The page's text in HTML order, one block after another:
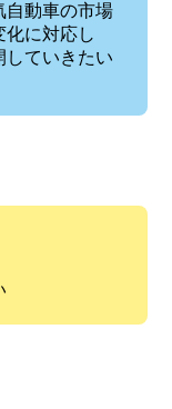
自動車の市場
化に対応し
していきたい